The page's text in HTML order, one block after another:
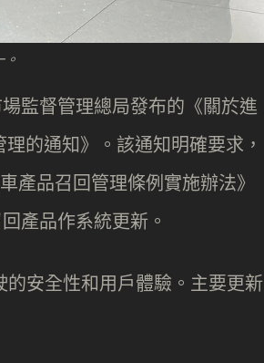
監督管理總局發布的《關於進
的通知》。該通知明確要求，
產品召回管理條例實施辦法》
產品作系統更新。
安全性和用戶體驗。主要更新